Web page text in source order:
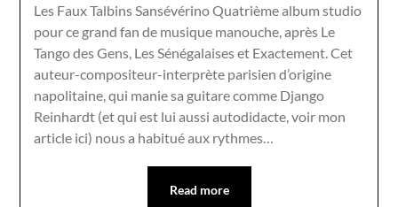
Les Faux Talbins Sansévérino Quatrième album studio
pour ce grand fan de musique manouche, après Le
Tango des Gens, Les Sénégalaises et Exactement. Cet
auteur-compositeur-interprète parisien d’origine
napolitaine, qui manie sa guitare comme Django
Reinhardt (et qui est lui aussi autodidacte, voir mon
article ici) nous a habitué aux rythmes…
Read more